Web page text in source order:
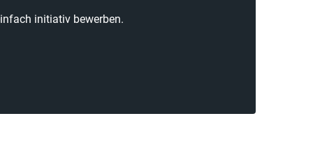
initiativ bewerben.